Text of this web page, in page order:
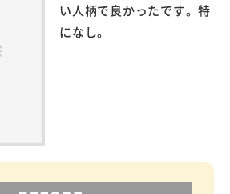
い人柄で良かったです。特
になし。